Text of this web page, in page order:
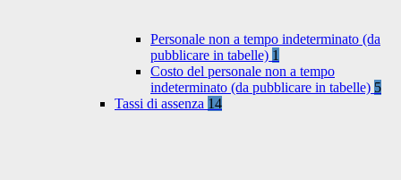
Personale non a tempo indeterminato (da
pubblicare in tabelle) 1
Costo del personale non a tempo
indeterminato (da pubblicare in tabelle) 5
Tassi di assenza 14